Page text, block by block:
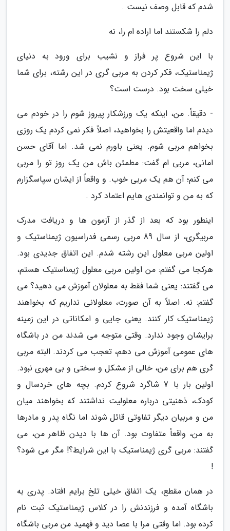
شدم که قابل وصف نیست .
دلم را شکستند اما اراده ام را، نه
با این شروع پر فراز و نشیب برای ورود به دنیای
ژیمناستیک، فکر کردن به مربی گری در این رشته، برای شما
خیلی سخت بود. درست است؟
- دقیقاً. من، اینکه یک ورزشکار پیروز شوم را در خودم می
دیدم اما واقعیتش را بخواهید، اصلاً فکر نمی کردم یک روزی
بخواهم مربی شوم. یعنی باورم نمی شد. اما آقای حسن
امانی، مربی ام گفت: مطمئن باش من یک روز تو را مربی
می کنم؛ آن هم یک مربی خوب. و واقعاً از ایشان سپاسگزارم
که به من و توانمندی هایم اعتماد کرد .
اینطور بود که بعد از گذر از آزمون ها و دریافت مدرک
مربیگری، از سال 89 مربی رسمی فدراسیون ژیمناستیک و
اولین مربی معلول این رشته شدم. این اتفاق جدیدی بود.
هرکجا می گفتم: من اولین مربی معلول ژیمناستیک هستم،
می گفتند: یعنی شما فقط به معلولان آموزش می دهید؟ می
گفتم: نه. اصلاً به آن صورت، معلولانی نداریم که بخواهند
ژیمناستیک کار کنند. یعنی جایی و امکاناتی در این زمینه
برایشان وجود ندارد. وقتی متوجه می شدند من در باشگاه
های عمومی آموزش می دهم، تعجب می کردند. البته مربی
گری هم برای من، خالی از مشکل و سختی و بی مهری نبود.
اولین بار با 7 شاگرد شروع کردم. بچه های خردسال و
کودک، ذهنیتی درباره معلولیت نداشتند که بخواهند میان
من و مربیان دیگر تفاوتی قائل شوند اما نگاه پدر و مادرها
به من، واقعاً متفاوت بود. آن ها با دیدن ظاهر من، می
گفتند: مربی گری ژیمناستیک با این شرایط؟! مگر می شود؟
!
در همان مقطع، یک اتفاق خیلی تلخ برایم افتاد. پدری به
باشگاه آمده و فرزندنش را در کلاس ژیمناستیک ثبت نام
کرده بود. اما وقتی مرا با عصا دید و فهمید من مربی باشگاه